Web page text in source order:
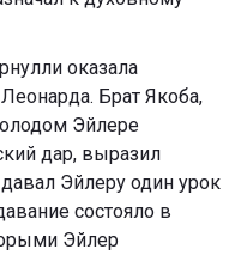
оказала
Брат Якоба,
Эйлере
дар, выразил
Эйлеру один урок
состояло в
Эйлер